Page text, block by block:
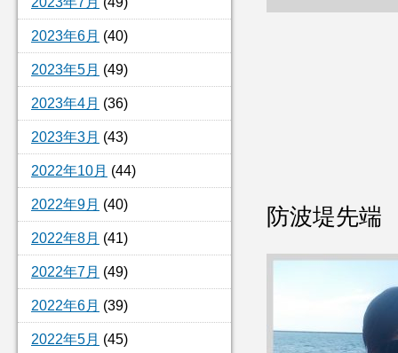
2023年6月 (40)
2023年5月 (49)
2023年4月 (36)
2023年3月 (43)
2022年10月 (44)
2022年9月 (40)
2022年8月 (41)
2022年7月 (49)
2022年6月 (39)
2022年5月 (45)
防波堤先